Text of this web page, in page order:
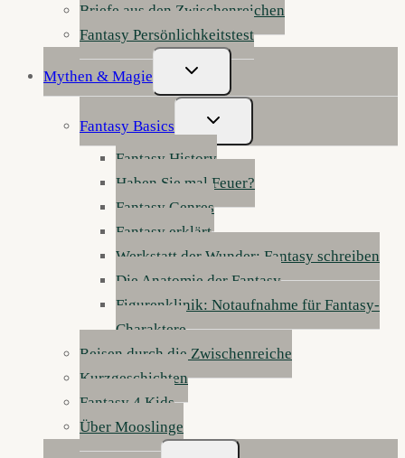
Briefe aus den Zwischenreichen
Fantasy Persönlichkeitstest
Mythen & Magie
Untermenü
Umschalten
Fantasy Basics
Untermenü
Umschalten
Fantasy History
Haben Sie mal Feuer?
Fantasy Genres
Fantasy erklärt
Werkstatt der Wunder: Fantasy schreiben
Die Anatomie der Fantasy
Figurenklinik: Notaufnahme für Fantasy-
Charaktere
Reisen durch die Zwischenreiche
Kurzgeschichten
Fantasy 4 Kids
Über Mooslinge